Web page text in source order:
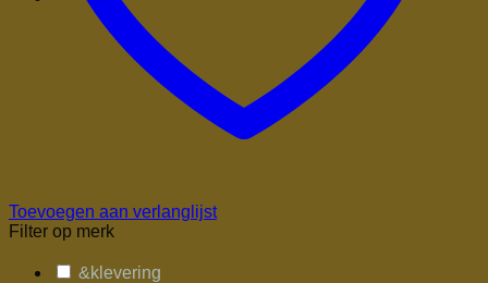
Toevoegen aan verlanglijst
Filter op merk
&klevering